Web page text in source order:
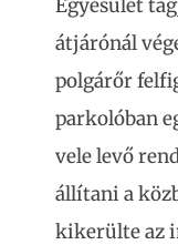
Egyesület
átjárónál
polgárőr
parkolóban
vele levő
állítani a
kikerülte az